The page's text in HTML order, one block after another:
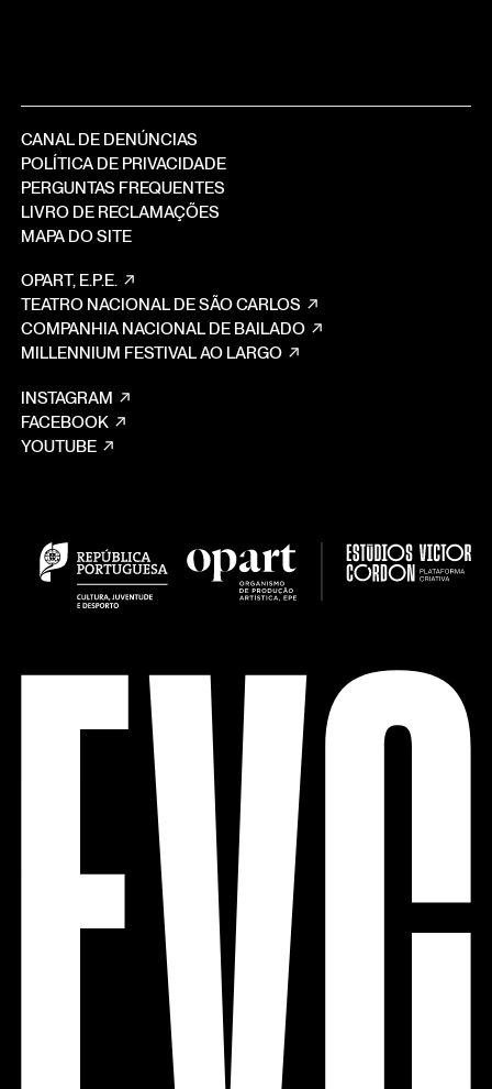
CANAL DE DENÚNCIAS
POLÍTICA DE PRIVACIDADE
PERGUNTAS FREQUENTES
LIVRO DE RECLAMAÇÕES
MAPA DO SITE
OPART, E.P.E.
TEATRO NACIONAL DE SÃO CARLOS
COMPANHIA NACIONAL DE BAILADO
MILLENNIUM FESTIVAL AO LARGO
INSTAGRAM
FACEBOOK
YOUTUBE